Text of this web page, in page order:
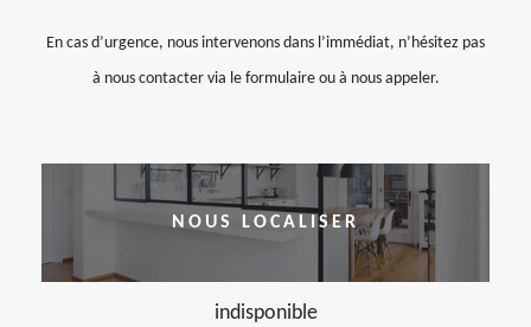
En cas d’urgence, nous intervenons dans l’immédiat, n’hésitez pas
à nous contacter via le formulaire ou à nous appeler.
NOUS LOCALISER
indisponible